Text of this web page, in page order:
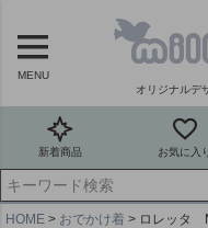
MENU
オリジナルデ
新着商品 お気に入
HOME おでかけ着 ロレッタ